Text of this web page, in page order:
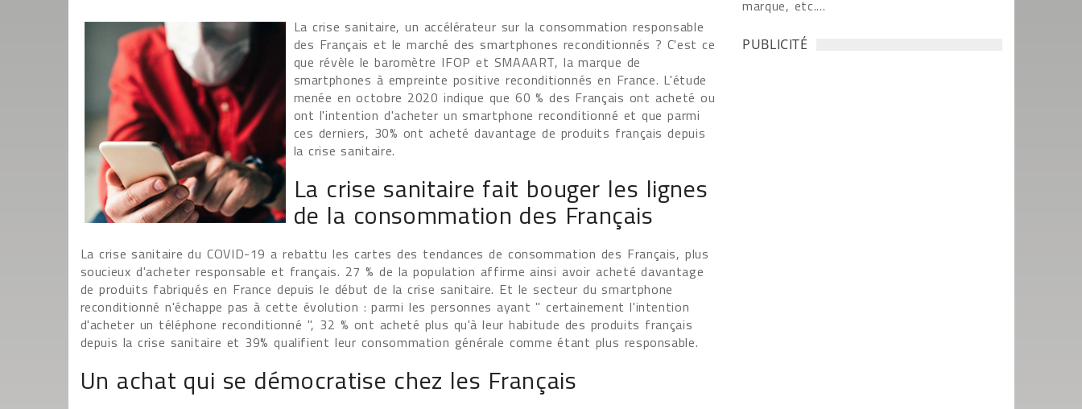
La crise sanitaire, un accélérateur sur la consommation responsable
des Français et le marché des smartphones reconditionnés ? C'est ce
que révèle le baromètre IFOP et SMAAART, la marque de
smartphones à empreinte positive reconditionnés en France. L'étude
menée en octobre 2020 indique que 60 % des Français ont acheté ou
ont l'intention d'acheter un smartphone reconditionné et que parmi
ces derniers, 30% ont acheté davantage de produits français depuis
la crise sanitaire.
La crise sanitaire fait bouger les lignes
de la consommation des Français
La crise sanitaire du COVID-19 a rebattu les cartes des tendances de consommation des Français, plus
soucieux d'acheter responsable et français. 27 % de la population affirme ainsi avoir acheté davantage
de produits fabriqués en France depuis le début de la crise sanitaire. Et le secteur du smartphone
reconditionné n'échappe pas à cette évolution : parmi les personnes ayant " certainement l'intention
d'acheter un téléphone reconditionné ", 32 % ont acheté plus qu'à leur habitude des produits français
depuis la crise sanitaire et 39% qualifient leur consommation générale comme étant plus responsable.
Un achat qui se démocratise chez les Français
marque, etc....
PUBLICITÉ